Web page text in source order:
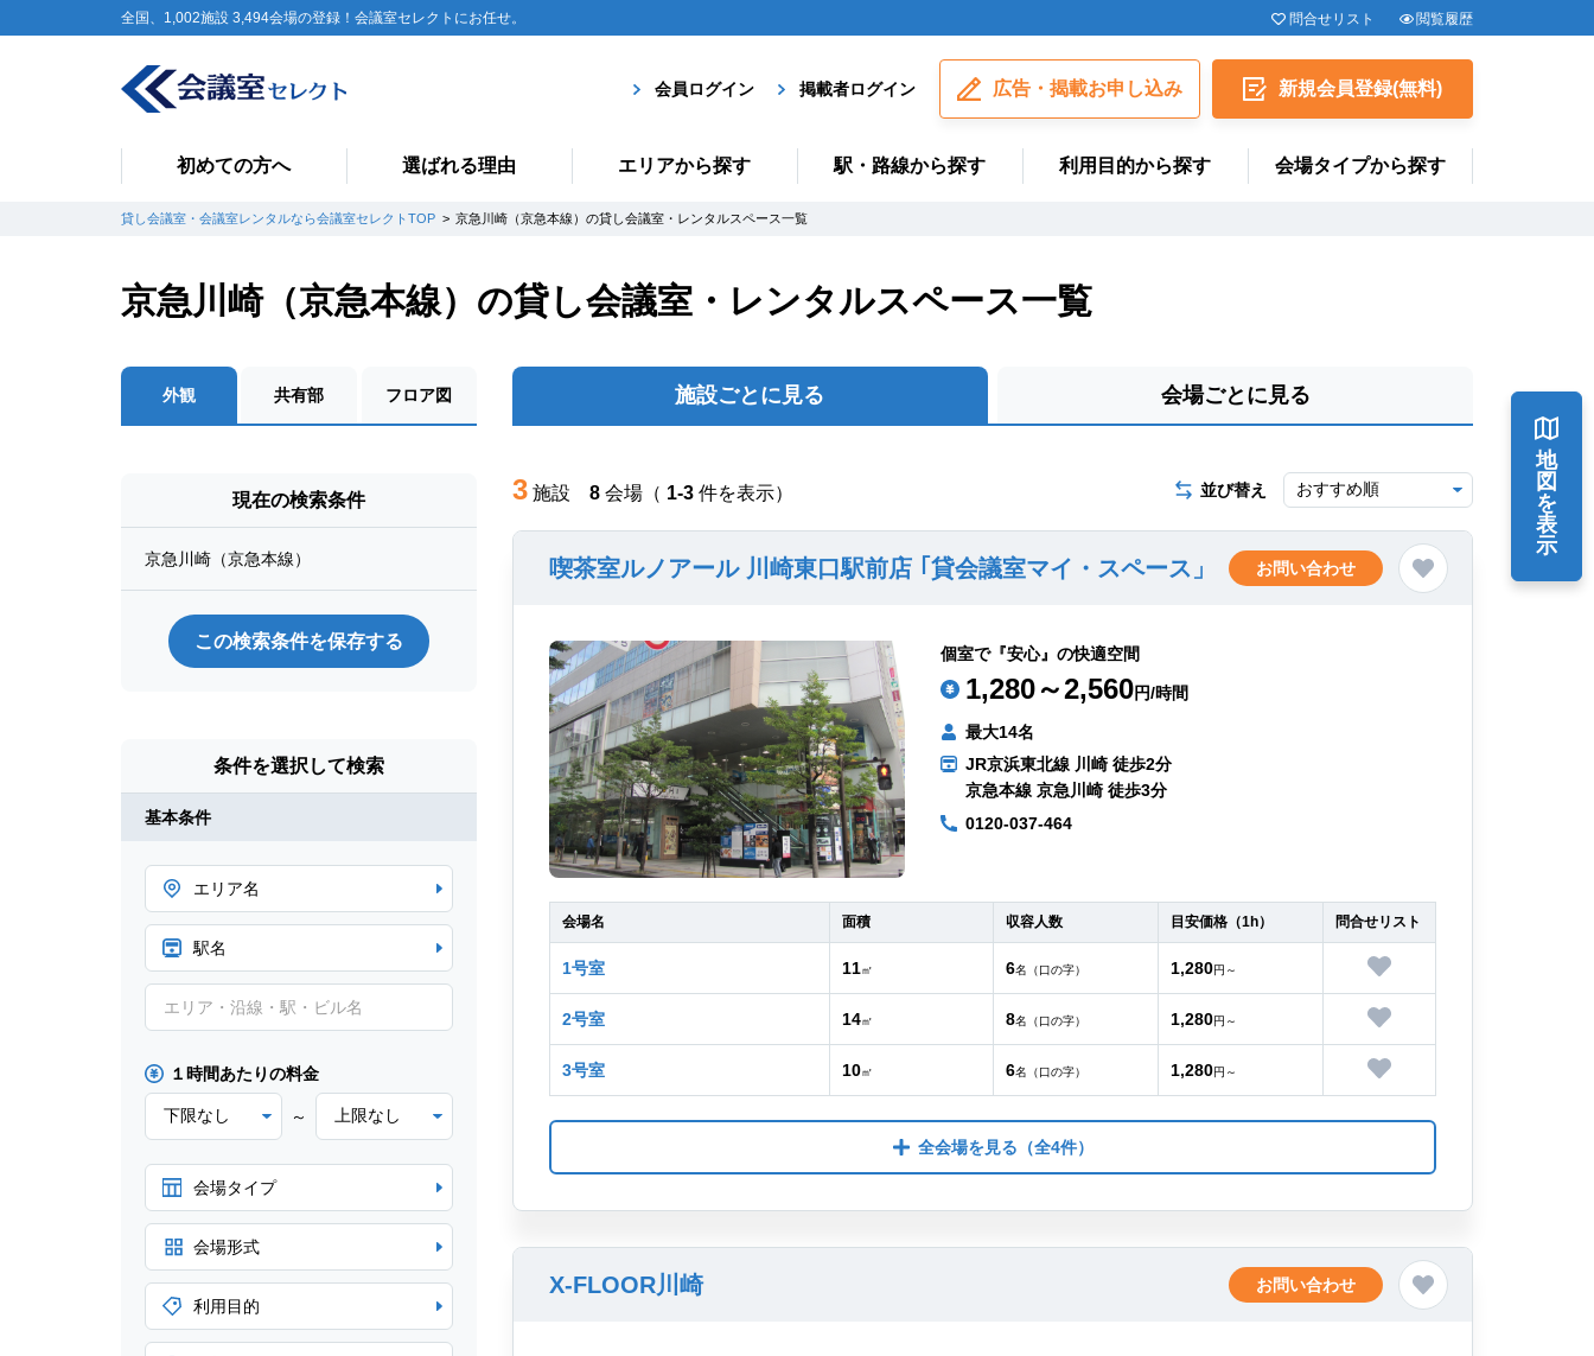
全国、1,002施設 3,494会場の登録！会議室セレクトにお任せ。 問合せリスト 閲覧履歴
会員ログイン 掲載者ログイン 広告・揭載お申し込み 新規会員登録(無料)
初めての方へ 選ばれる理由 エリアから探す 駅・路線から探す 利用目的から探す 会場タイプから探す
貸し会議室・会議室レンタルなら会議室セレクトTOP 京急川崎（京急本線）の貸し会議室・レンタルスペース一覧
京急川崎（京急本線）の貸し会議室・レンタルスペース一覧
外観 共有部 フロア図
現在の検索条件
京急川崎（京急本線）
この検索条件を保存する
条件を選択して検索
基本条件
エリア名
駅名
１時間あたりの料金
～
会場タイプ
会場形式
利用目的
施設ごとに見る 会場ごとに見る
3 施設 8 会場（ 1-3 件を表示） 並び替え
喫茶室ルノアール 川崎東口駅前店 ｢貸会議室マイ・スペース」 お問い合わせ
個室で『安心』の快適空間
1,280～2,560円/時間
最大14名
JR京浜東北線 川崎 徒歩2分
京急本線 京急川崎 徒歩3分
0120-037-464
会場名 面積 収容人数 目安価格（1h） 問合せリスト
1号室 11㎡ 6名（口の字） 1,280円～
2号室 14㎡ 8名（口の字） 1,280円～
3号室 10㎡ 6名（口の字） 1,280円～
全会場を見る （全4件）
X-FLOOR川崎 お問い合わせ
地
図
を
表
示